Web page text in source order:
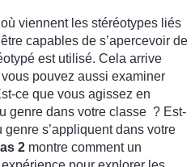
viennent les stéréotypes liés
capables de s’apercevoir de
est utilisé. Cela arrive
pouvez aussi examiner
ce que vous agissez en
genre dans votre classe ? Est-
s’appliquent dans votre
2 montre comment un